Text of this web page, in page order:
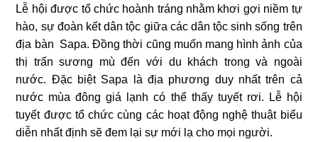
Lễ hội được tổ chức hoành tráng nhằm khơi gợi niềm tự
hào, sự đoàn kết dân tộc giữa các dân tộc sinh sống trên
địa bàn Sapa. Đồng thời cũng muốn mang hình ảnh của
thị trấn sương mù đến với du khách trong và ngoài
nước. Đặc biệt Sapa là địa phương duy nhất trên cả
nước mùa đông giá lạnh có thể thấy tuyết rơi. Lễ hội
tuyết được tổ chức cùng các hoạt động nghệ thuật biểu
diễn nhất định sẽ đem lại sự mới lạ cho mọi người.